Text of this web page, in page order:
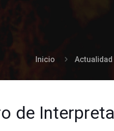
Inicio Actualidad
de